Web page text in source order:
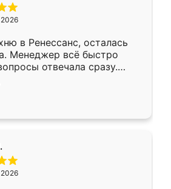
в Ренессанс, осталась
Менеджер всё быстро
отвечала сразу.
в субботу, подошёл к
Собрали
работали аккуратно, даже